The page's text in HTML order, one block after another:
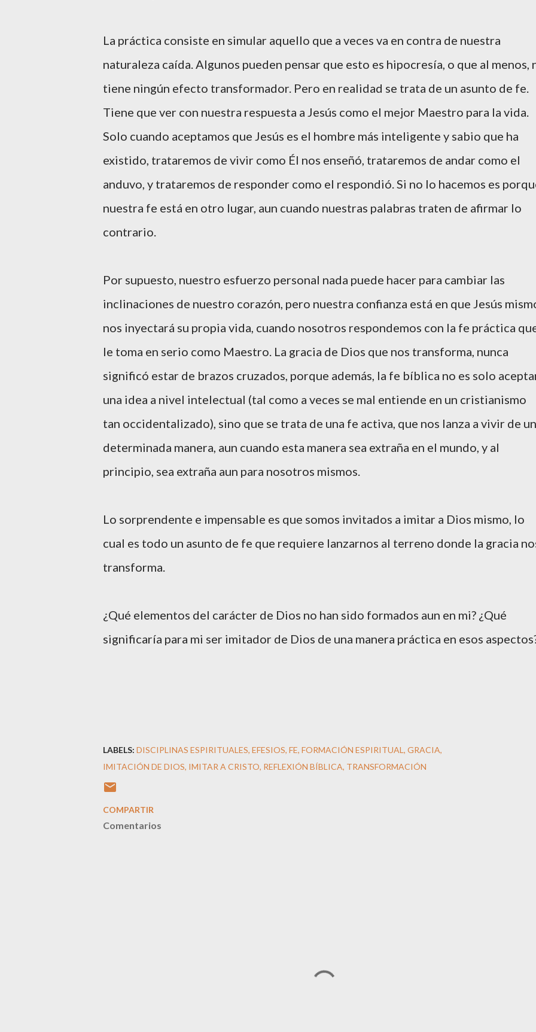
La práctica consiste en simular aquello que a veces va en contra de nuestra
naturaleza caída. Algunos pueden pensar que esto es hipocresía, o que al menos,
tiene ningún efecto transformador. Pero en realidad se trata de un asunto de fe.
Tiene que ver con nuestra respuesta a Jesús como el mejor Maestro para la vida.
Solo cuando aceptamos que Jesús es el hombre más inteligente y sabio que ha
existido, trataremos de vivir como Él nos enseñó, trataremos de andar como el
anduvo, y trataremos de responder como el respondió. Si no lo hacemos es
nuestra fe está en otro lugar, aun cuando nuestras palabras traten de afirmar lo
contrario.
Por supuesto, nuestro esfuerzo personal nada puede hacer para cambiar las
inclinaciones de nuestro corazón, pero nuestra confianza está en que Jesús
nos inyectará su propia vida, cuando nosotros respondemos con la fe práctica
le toma en serio como Maestro. La gracia de Dios que nos transforma, nunca
significó estar de brazos cruzados, porque además, la fe bíblica no es solo
una idea a nivel intelectual (tal como a veces se mal entiende en un cristianismo
tan occidentalizado), sino que se trata de una fe activa, que nos lanza a vivir de
determinada manera, aun cuando esta manera sea extraña en el mundo, y al
principio, sea extraña aun para nosotros mismos.
Lo sorprendente e impensable es que somos invitados a imitar a Dios mismo, lo
cual es todo un asunto de fe que requiere lanzarnos al terreno donde la gracia
transforma.
¿Qué elementos del carácter de Dios no han sido formados aun en mi? ¿Qué
significaría para mi ser imitador de Dios de una manera práctica en esos
LABELS: DISCIPLINAS ESPIRITUALES EFESIOS FE FORMACIÓN ESPIRITUAL GRACIA
IMITACIÓN DE DIOS IMITAR A CRISTO REFLEXIÓN BÍBLICA TRANSFORMACIÓN
COMPARTIR
Comentarios